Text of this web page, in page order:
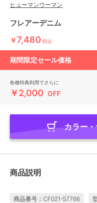
ヒューマンウーマン
フレアーデニム
￥7,480 税込
期間限定セール価格
各種特典利用でさらに
￥2,000 OFF
カラー
商品説明
商品番号：CF021-57766